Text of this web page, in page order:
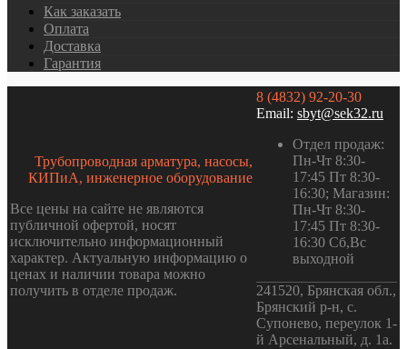
Как заказать
Оплата
Доставка
Гарантия
Трубопроводная арматура, насосы,
КИПиА, инженерное оборудование
Все цены на сайте не являются
публичной офертой, носят
исключительно информационный
характер. Актуальную информацию о
ценах и наличии товара можно
получить в отделе продаж.
8 (4832) 92-20-30
Email: sbyt@sek32.ru
Отдел продаж:
Пн-Чт 8:30-
17:45 Пт 8:30-
16:30; Магазин:
Пн-Чт 8:30-
17:45 Пт 8:30-
16:30 Сб,Вс
выходной
241520, Брянская обл.,
Брянский р-н, с.
Супонево, переулок 1-
й Арсенальный, д. 1а.